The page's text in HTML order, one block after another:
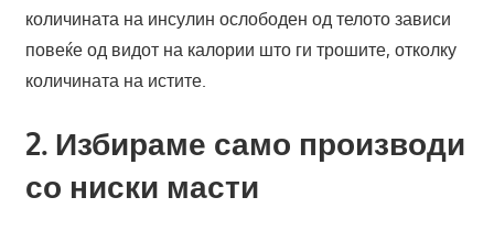
количината на инсулин ослободен од телото зависи
повеќе од видот на калории што ги трошите, отколку
количината на истите.
2. Избираме само производи
со ниски масти